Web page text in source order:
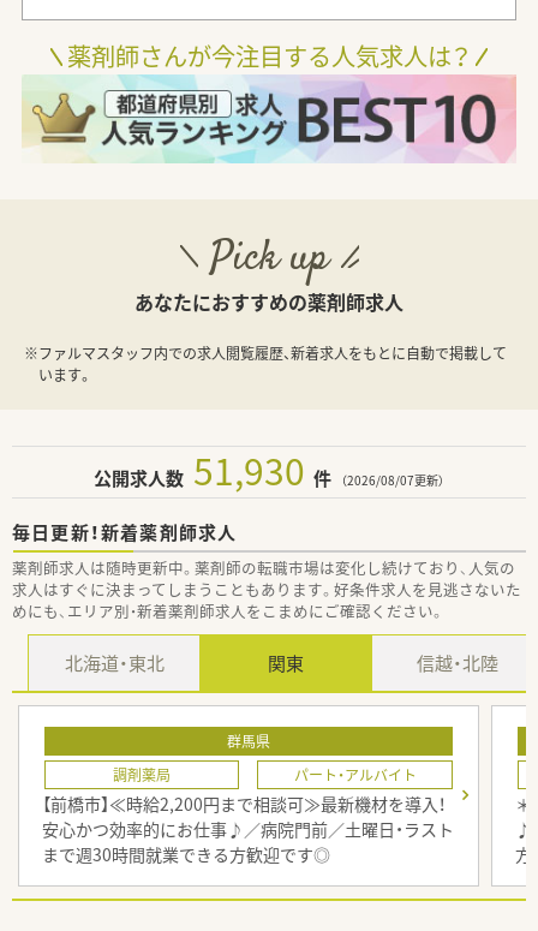
薬剤師さんが今注目する人気求人は？
Pick up
あなたにおすすめの薬剤師求人
※ファルマスタッフ内での求人閲覧履歴、新着求人をもとに自動で掲載して
います。
公開求人数 51,930 件 （2026/08/07更新）
毎日更新！新着薬剤師求人
薬剤師求人は随時更新中。薬剤師の転職市場は変化し続けており、人気の
求人はすぐに決まってしまうこともあります。好条件求人を見逃さないた
めにも、エリア別・新着薬剤師求人をこまめにご確認ください。
北海道・東北 関東 信越・北陸
群馬県
調剤薬局
パート・アルバイト
【前橋市】≪時給2,200円まで相談可≫最新機材を導入！
安心かつ効率的にお仕事♪／病院門前／土曜日・ラスト
まで週30時間就業できる方歓迎です◎
方